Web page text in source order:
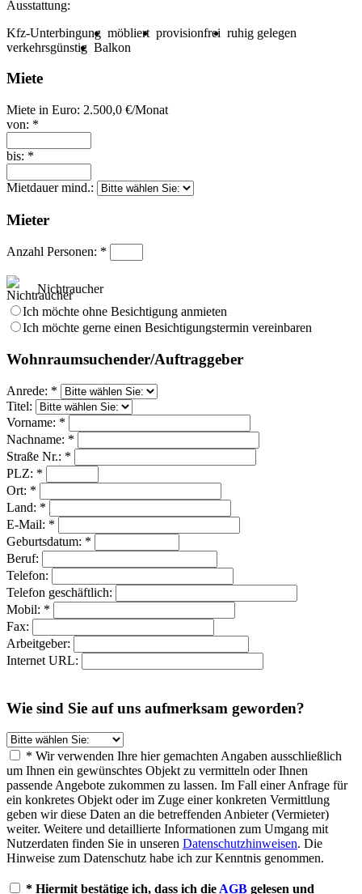
Ausstattung:
Kfz-Unterbingung möbliert provisionfrei ruhig gelegen
verkehrsgünstig Balkon
Miete
Miete in Euro: 2.500,0 €/Monat
von: *
bis: *
Mietdauer mind.:
Mieter
Anzahl Personen: *
Nichtraucher
Ich möchte ohne Besichtigung anmieten
Ich möchte gerne einen Besichtigungstermin vereinbaren
Wohnraumsuchender/Auftraggeber
Anrede: *
Titel:
Vorname: *
Nachname: *
Straße Nr.: *
PLZ: *
Ort: *
Land: *
E-Mail: *
Geburtsdatum: *
Beruf:
Telefon:
Telefon geschäftlich:
Mobil: *
Fax:
Arbeitgeber:
Internet URL:
Wie sind Sie auf uns aufmerksam geworden?
* Wir verwenden Ihre hier gemachten Angaben ausschließlich
um Ihnen ein gewünschtes Objekt zu vermitteln oder Ihnen
passende Angebote zukommen zu lassen. Im Fall einer Anfrage für
ein konkretes Objekt oder im Zuge einer konkreten Vermittlung
geben wir diese Daten an die betreffenden Anbieter (Vermieter)
weiter. Weitere und detaillierte Informationen zum Umgang mit
Nutzerdaten finden Sie in unseren Datenschutzhinweisen. Die
Hinweise zum Datenschutz habe ich zur Kenntnis genommen.
* Hiermit bestätige ich, dass ich die AGB gelesen und